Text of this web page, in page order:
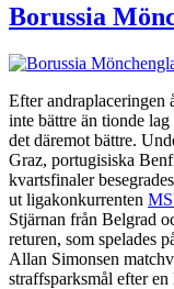
Borussia
Efter andraplaceringen
inte bättre än tionde
det däremot bättre.
Graz, portugisiska
kvartsfinaler besegrades
ut ligakonkurrenten
Stjärnan från Belgrad
returen, som spelades
Allan Simonsen
straffsparksmål efter en